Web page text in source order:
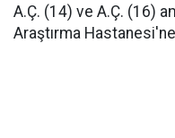
A.Ç. (14) ve A.Ç. (16)
Araştırma Hastanesi'ne